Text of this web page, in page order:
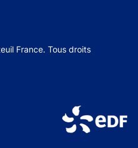
France. Tous droits